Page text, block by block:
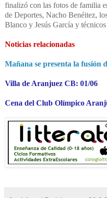
finalizó con las fotos de familia
de Deportes, Nacho Benéitez,
Blanco y Jesús García y
Noticias relacionadas
Mañana se presenta la fusión
Villa de Aranjuez CB: 01/06
Cena del Club Olímpico